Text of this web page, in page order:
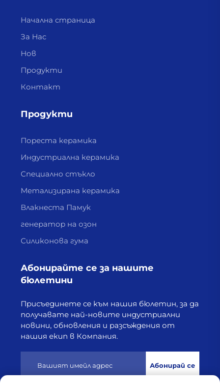
Начална страница
За Нас
Нов
Продукти
Контакт
Продукти
Пореста керамика
Индустриална керамика
Специално стъкло
Метализирана керамика
Влакнеста Памук
генератор на озон
Силиконова гума
Абонирайте се за нашите
бюлетини
Присъединете се към нашия бюлетин, за да
получавате най-новите индустриални
новини, обновления и разсъждения от
нашия екип в Компания.
Абонирай се